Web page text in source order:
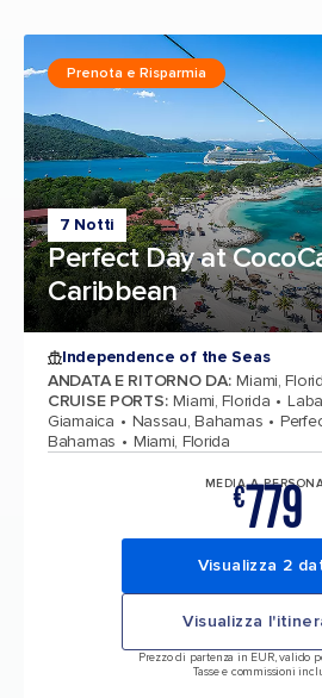
7 Notti
Perfect Day at
Caribbean
Prenota e Risparmia
Independence of the Seas
ANDATA E RITORNO DA: Miami,
CRUISE PORTS: Miami, Florida
Giamaica
Nassau, Bahamas
Bahamas
Miami, Florida
MEDIA A
€779
Visualizza 2
Visualizza
Prezzo di partenza in EUR, valido
Tasse e commissioni